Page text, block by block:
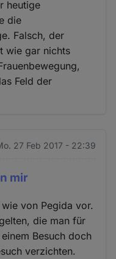
heutige
die
Falsch, der
wie gar nichts
Feld der
27 Feb 2017 - 22:39
mir
von Pegida vor.
die man für
Besuch doch
verzichten.